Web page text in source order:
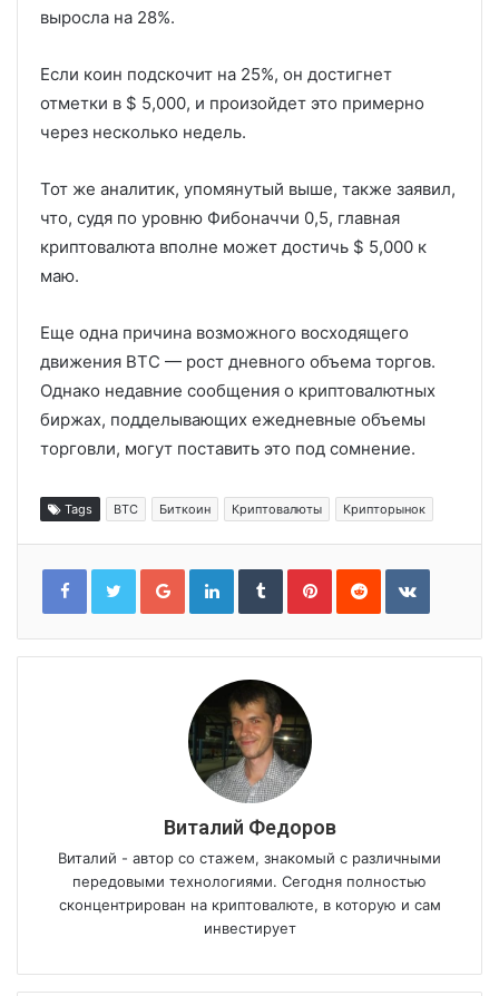
выросла на 28%.
Если коин подскочит на 25%, он достигнет
отметки в $ 5,000, и произойдет это примерно
через несколько недель.
Тот же аналитик, упомянутый выше, также заявил,
что, судя по уровню Фибоначчи 0,5, главная
криптовалюта вполне может достичь $ 5,000 к
маю.
Еще одна причина возможного восходящего
движения BTC — рост дневного объема торгов.
Однако недавние сообщения о криптовалютных
биржах, подделывающих ежедневные объемы
торговли, могут поставить это под сомнение.
Tags BTC Биткоин Криптовалюты Крипторынок
Google+LinkedInTumblrPinterestReddit VKontakte
Виталий Федоров
Виталий - автор со стажем, знакомый с различными
передовыми технологиями. Сегодня полностью
сконцентрирован на криптовалюте, в которую и сам
инвестирует